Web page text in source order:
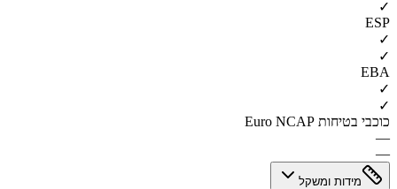
✓
ESP
✓
✓
EBA
✓
✓
כוכבי בטיחות Euro NCAP
—
—
מידות ומשקל